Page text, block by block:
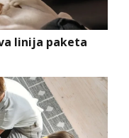
linija paketa